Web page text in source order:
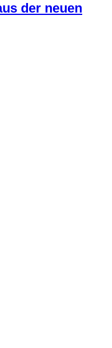
der neuen